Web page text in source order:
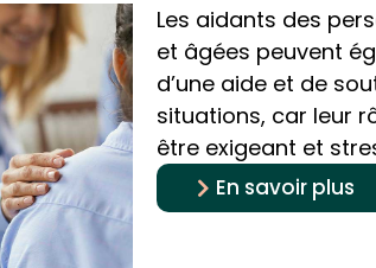
Les aidants des
et âgées peuvent
d’une aide et de
situations, car leur
être exigeant et
En savoir plus